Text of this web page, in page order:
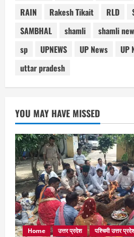
RAIN
Rakesh Tikait RLD
SAMBHAL
shamli shamli
sp
UPNEWS UP News
UP
uttar pradesh
YOU MAY HAVE MISSED
Home उत्तर प्रदेश पश्चिमी उत्तर